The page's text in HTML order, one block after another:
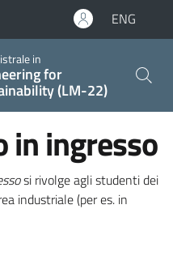
ENG
in
for
(LM-22)
in ingresso
si rivolge agli studenti dei
industriale (per es. in